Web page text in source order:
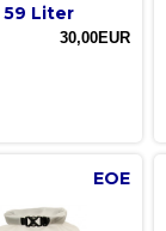
59 Liter
30,00EUR
EOE